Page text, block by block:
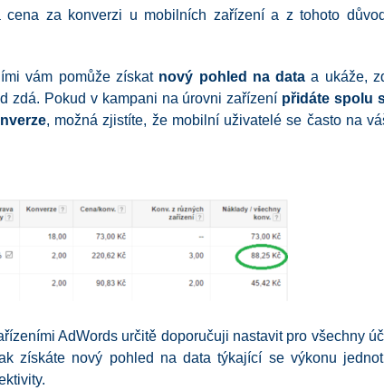
cena za konverzi u mobilních zařízení a z tohoto
vám pomůže získat nový pohled na data a ukáže,
zdá. Pokud v kampani na úrovni zařízení přidáte spolu
, možná zjistíte, že mobilní uživatelé se často na
AdWords určitě doporučuji nastavit pro všechny
získáte nový pohled na data týkající se výkonu